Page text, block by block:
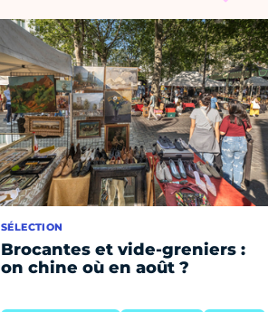
SÉLECTION
Brocantes et vide-greniers :
on chine où en août ?